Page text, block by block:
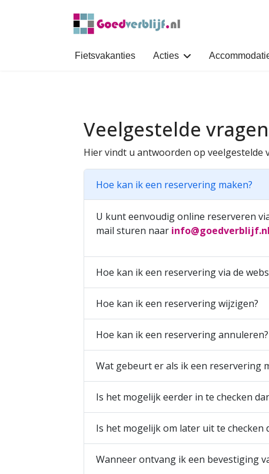
Fietsvakanties Acties
Veelgestelde vragen
Hier vindt u antwoorden op
Hoe kan ik een reservering maken?
U kunt eenvoudig online reserveren
mail sturen naar info@goedverblijf.nl
Hoe kan ik een reservering via de
Hoe kan ik een reservering wijzigen?
Hoe kan ik een reservering annuleren?
Wat gebeurt er als ik een reservering
Is het mogelijk eerder in te checken
Is het mogelijk om later uit te checken
Wanneer ontvang ik een bevestiging